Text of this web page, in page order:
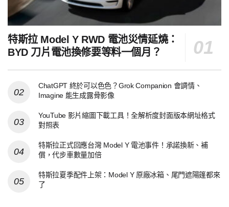
特斯拉 Model Y RWD 電池災情延燒：
BYD 刀片電池換修要等料一個月？
ChatGPT 終於可以色色？Grok Companion 會調情、
Imagine 能生成露骨影像
YouTube 影片縮圖下載工具！全解析度封面版本網址格式
對照表
特斯拉正式回應台灣 Model Y 電池事件！承諾換新、補
償，代步車數量加倍
特斯拉夏季配件上架：Model Y 原廠冰箱、尾門遮陽篷都來
了